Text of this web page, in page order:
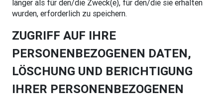
länger als für den/die Zweck(e), für den/die sie erhalten
wurden, erforderlich zu speichern.
ZUGRIFF AUF IHRE
PERSONENBEZOGENEN DATEN,
LÖSCHUNG UND BERICHTIGUNG
IHRER PERSONENBEZOGENEN